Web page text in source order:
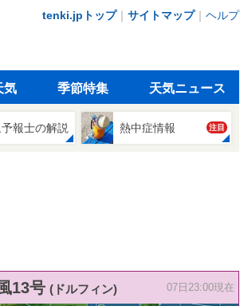
tenki.jpトップ｜ サイトマップ｜ ヘルプ
気 季節特集 天気ニュース
報士の解説 熱中症情報 注目
13号 (ドルフィン) 07日23:00現在